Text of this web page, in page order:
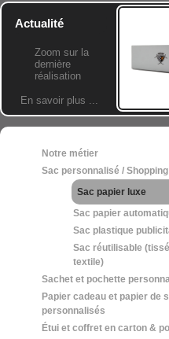
Actualité
Zoom sur la
dernière
réalisation
En savoir plus ...
Notre métier
Sac personnalisé /
Sac papier luxe
Sac papier
Sac plastique
Sac réutilisable
textile)
Sachet et pochette
Papier cadeau et papier de
personnalisés
Étui et coffret en carton &